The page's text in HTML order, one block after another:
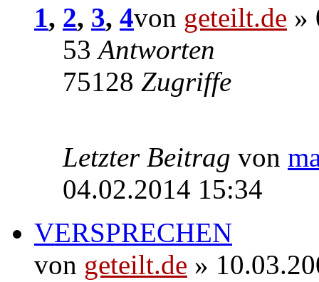
1, 2, 3, 4von geteilt.de »
53Antworten
75128 Zugriffe
Letzter Beitrag von
04.02.2014 15:34
VERSPRECHEN
von geteilt.de »